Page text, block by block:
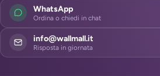
WhatsApp
Ordina o chiedi in chat
info@wallmall.it
Risposta in giornata